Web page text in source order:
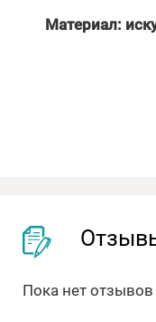
Материал:
Пока нет отзывов